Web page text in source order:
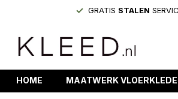
GRATIS STALEN
HOME MAATWERK